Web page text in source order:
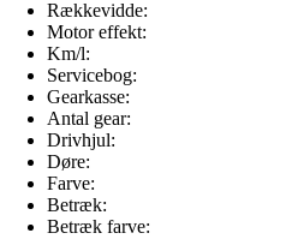
Rækkevidde:
Motor effekt:
Km/l:
Servicebog:
Gearkasse:
Antal gear:
Drivhjul:
Døre:
Farve:
Betræk:
Betræk farve: